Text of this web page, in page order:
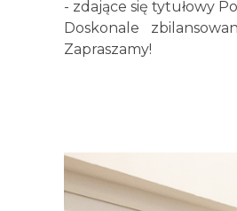
- zdające się tytułowy
Doskonale
Zapraszamy!